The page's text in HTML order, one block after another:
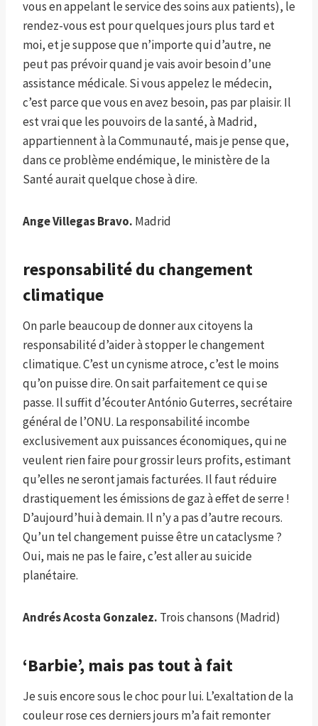
vous en appelant le service des soins aux patients), le
rendez-vous est pour quelques jours plus tard et
moi, et je suppose que n’importe qui d’autre, ne
peut pas prévoir quand je vais avoir besoin d’une
assistance médicale. Si vous appelez le médecin,
c’est parce que vous en avez besoin, pas par plaisir. Il
est vrai que les pouvoirs de la santé, à Madrid,
appartiennent à la Communauté, mais je pense que,
dans ce problème endémique, le ministère de la
Santé aurait quelque chose à dire.
Ange Villegas Bravo. Madrid
responsabilité du changement
climatique
On parle beaucoup de donner aux citoyens la
responsabilité d’aider à stopper le changement
climatique. C’est un cynisme atroce, c’est le moins
qu’on puisse dire. On sait parfaitement ce qui se
passe. Il suffit d’écouter António Guterres, secrétaire
général de l’ONU. La responsabilité incombe
exclusivement aux puissances économiques, qui ne
veulent rien faire pour grossir leurs profits, estimant
qu’elles ne seront jamais facturées. Il faut réduire
drastiquement les émissions de gaz à effet de serre !
D’aujourd’hui à demain. Il n’y a pas d’autre recours.
Qu’un tel changement puisse être un cataclysme ?
Oui, mais ne pas le faire, c’est aller au suicide
planétaire.
Andrés Acosta Gonzalez. Trois chansons (Madrid)
‘Barbie’, mais pas tout à fait
Je suis encore sous le choc pour lui. L’exaltation de la
couleur rose ces derniers jours m’a fait remonter